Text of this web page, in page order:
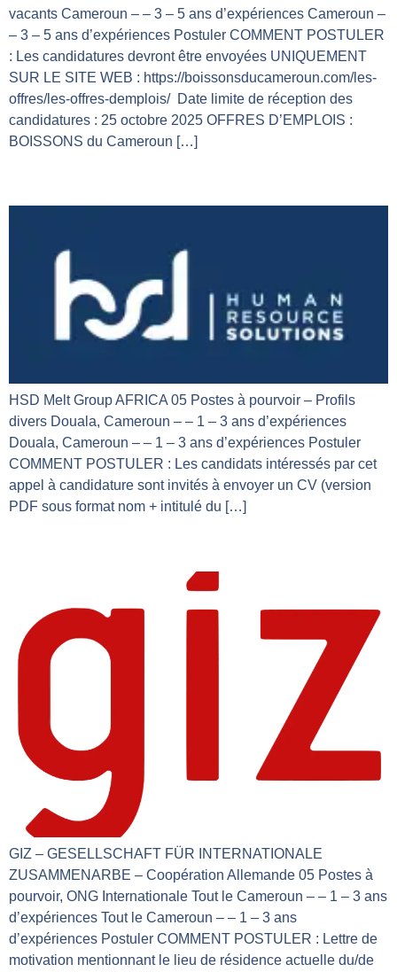
vacants Cameroun – – 3 – 5 ans d’expériences Cameroun –
– 3 – 5 ans d’expériences Postuler COMMENT POSTULER
: Les candidatures devront être envoyées UNIQUEMENT
SUR LE SITE WEB : https://boissonsducameroun.com/les-
offres/les-offres-demplois/ Date limite de réception des
candidatures : 25 octobre 2025 OFFRES D’EMPLOIS :
BOISSONS du Cameroun […]
HSD Melt Group AFRICA 05 Postes à pourvoir – Profils
divers Douala, Cameroun – – 1 – 3 ans d’expériences
Douala, Cameroun – – 1 – 3 ans d’expériences Postuler
COMMENT POSTULER : Les candidats intéressés par cet
appel à candidature sont invités à envoyer un CV (version
PDF sous format nom + intitulé du […]
GIZ – GESELLSCHAFT FÜR INTERNATIONALE
ZUSAMMENARBE – Coopération Allemande 05 Postes à
pourvoir, ONG Internationale Tout le Cameroun – – 1 – 3 ans
d’expériences Tout le Cameroun – – 1 – 3 ans
d’expériences Postuler COMMENT POSTULER : Lettre de
motivation mentionnant le lieu de résidence actuelle du/de